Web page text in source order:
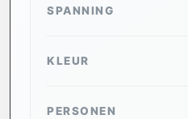
SPANNING
KLEUR
PERSONEN